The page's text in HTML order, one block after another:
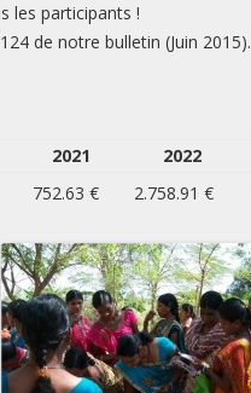
les participants !
de notre bulletin (Juin 2015).
2021 2022
752.63 € 2.758.91 €